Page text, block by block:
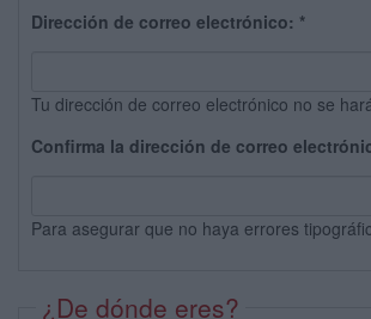
Dirección de correo electrónico: *
Tu dirección de correo electrónico no se
Confirma la dirección de correo
Para asegurar que no haya errores
¿De dónde eres?